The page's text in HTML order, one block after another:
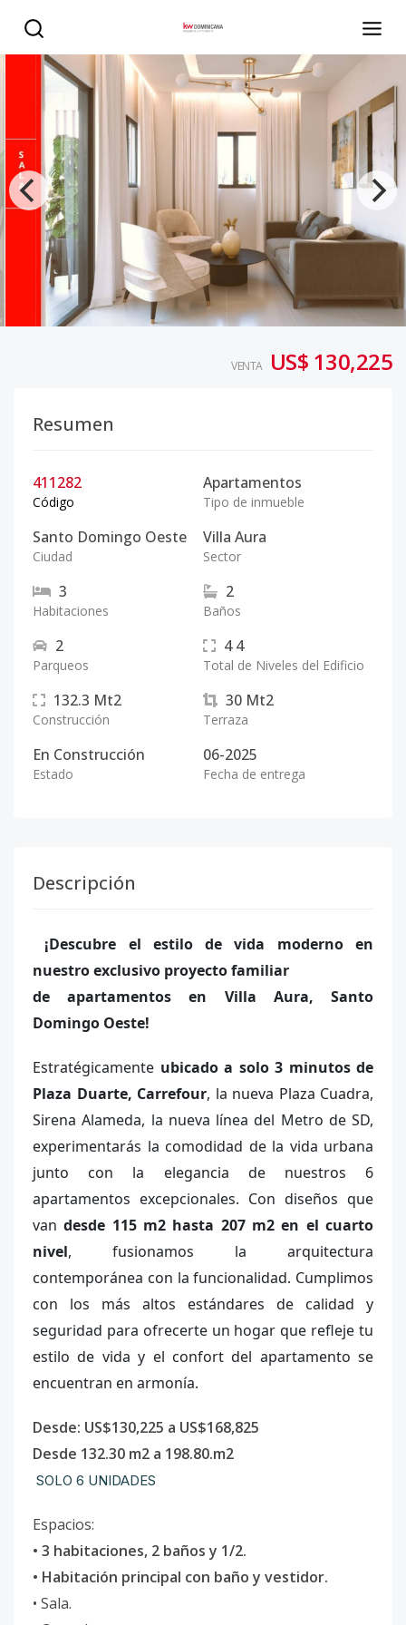
VENTA US$ 130,225
Resumen
411282
Código
Apartamentos
Tipo de inmueble
Santo Domingo Oeste
Ciudad
Villa Aura
Sector
3
Habitaciones
2
Baños
2
Parqueos
4 4
Total de Niveles del Edificio
132.3 Mt2
Construcción
30 Mt2
Terraza
En Construcción
Estado
06-2025
Fecha de entrega
Descripción
¡Descubre el estilo de vida moderno en
nuestro exclusivo proyecto familiar
de apartamentos en Villa Aura, Santo
Domingo Oeste!
Estratégicamente ubicado a solo 3 minutos de
Plaza Duarte, Carrefour, la nueva Plaza Cuadra,
Sirena Alameda, la nueva línea del Metro de SD,
experimentarás la comodidad de la vida urbana
junto con la elegancia de nuestros 6
apartamentos excepcionales. Con diseños que
vandesde 115 m2 hasta 207 m2 en el cuarto
nivel, fusionamos la arquitectura
contemporánea con la funcionalidad. Cumplimos
con los más altos estándares de calidad y
seguridad para ofrecerte un hogar que refleje tu
estilo de vida y el confort del apartamento se
encuentran en armonía.
Desde: US$130,225 a US$168,825
Desde 132.30 m2 a 198.80.m2
SOLO 6 UNIDADES
Espacios:
• 3 habitaciones, 2 baños y 1/2.
• Habitación principal con baño y vestidor.
• Sala.